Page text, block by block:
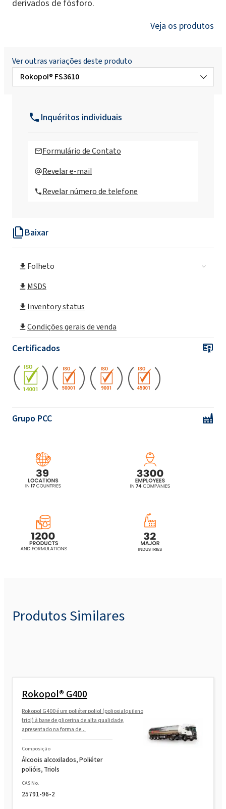
Baixar
Folheto
MSDS
Inventory status
Condições gerais de venda
Certificados
Grupo PCC
derivados de fósforo.
Veja os produtos
Ver outras variações deste produto
Rokopol® FS3610
Rokopol T (Poliéter poliol)
Rokopol® D2002 (poliéter poliol)
Rokopol D450 (Poliéter poliol)
Rokopol® DE320 (Propilenoglicol)
Rokopol F3000 (Poliéter poliol)
Rokopol® FS3615
Rokopol G500 (Poliéter poliol)
Rokopol G700 (Poliéter poliol)
Inquéritos individuais
Formulário de Contato
Revelar e-mail
Revelar número de telefone
Produtos Similares
Rokopol® G400
Rokopol G400 é um poliéter poliol (polioxialquileno
triol) à base de glicerina de alta qualidade,
apresentado na forma de...
Composição
Álcoois alcoxilados, Poliéter
polióis, Triols
CAS No.
25791-96-2